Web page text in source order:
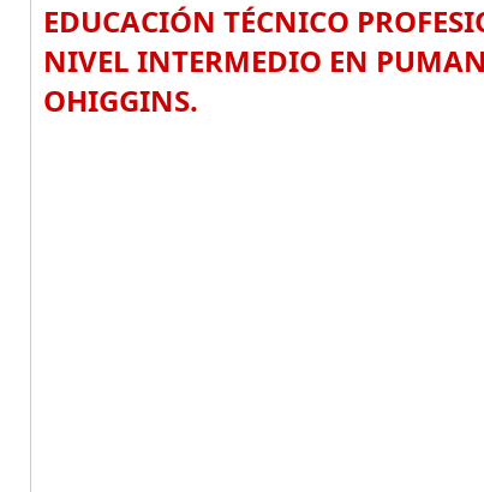
EDUCACIÓN TÉCNICO
NIVEL INTERMEDIO EN
OHIGGINS.